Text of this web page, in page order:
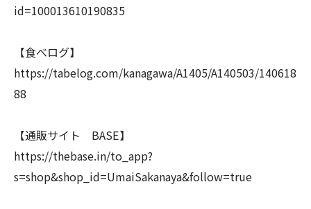
id=100013610190835
【食べログ】
https://tabelog.com/kanagawa/A1405/A140503/140618
88
【通販サイト BASE】
https://thebase.in/to_app?
s=shop&shop_id=UmaiSakanaya&follow=true